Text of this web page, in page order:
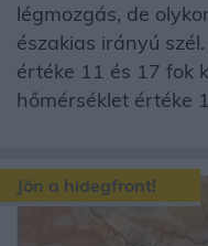
légmozgás, de
északias irányú
értéke 11 és 17 fok
hőmérséklet értéke
Jön a hidegfront!